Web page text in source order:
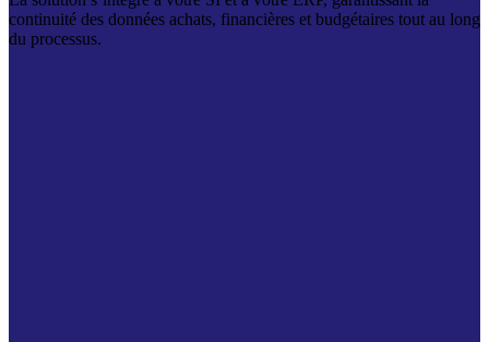
continuité des données achats, financières et budgétaires tout au long
du processus.